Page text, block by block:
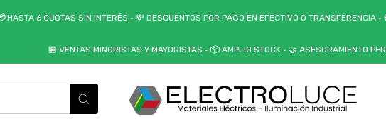
6 CUOTAS SIN INTERÉS • 💸 DESCUENTOS POR PAGO EN EFECTIVO O TRANSFERENCIA •
🏪 VENTAS MINORISTAS Y MAYORISTAS • 📦 AMPLIO STOCK • 🤝 ASESORAMIENTO